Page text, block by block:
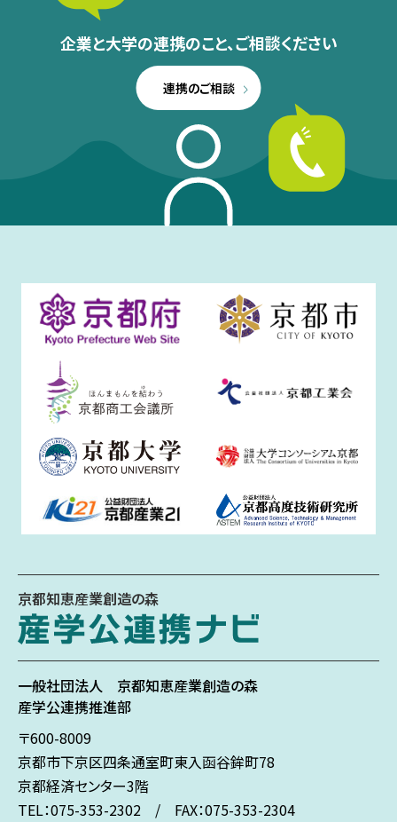
企業と大学の連携のこと、ご相談ください
連携のご相談
京都知恵産業創造の森
一般社団法人 京都知恵産業創造の森
産学公連携推進部
〒600-8009
京都市下京区四条通室町東入函谷鉾町78
京都経済センター3階
TEL：075-353-2302 / FAX：075-353-2304